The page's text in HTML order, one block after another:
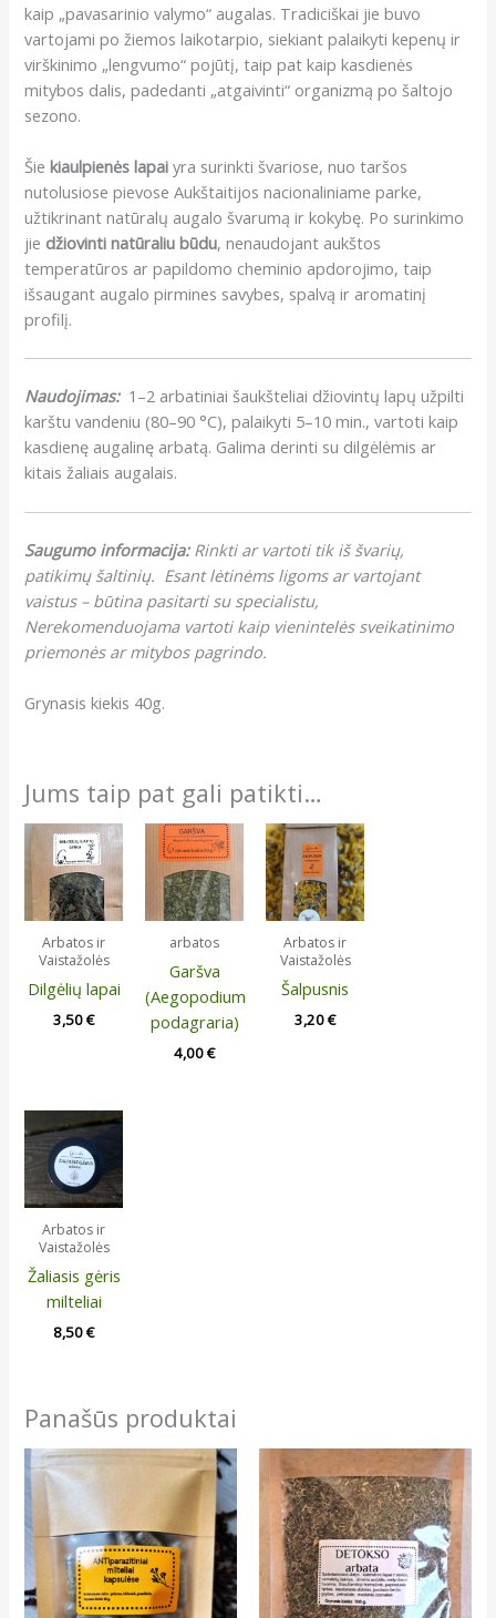
kaip „pavasarinio valymo“ augalas. Tradiciškai jie buvo
vartojami po žiemos laikotarpio, siekiant palaikyti kepenų ir
virškinimo „lengvumo“ pojūtį, taip pat kaip kasdienės
mitybos dalis, padedanti „atgaivinti“ organizmą po šaltojo
sezono.
Šiekiaulpienės lapai yra surinkti švariose, nuo taršos
nutolusiose pievose Aukštaitijos nacionaliniame parke,
užtikrinant natūralų augalo švarumą ir kokybę. Po surinkimo
jie džiovinti natūraliu būdu, nenaudojant aukštos
temperatūros ar papildomo cheminio apdorojimo, taip
išsaugant augalo pirmines savybes, spalvą ir aromatinį
profilį.
Naudojimas: 1–2 arbatiniai šaukšteliai džiovintų lapų užpilti
karštu vandeniu (80–90 °C), palaikyti 5–10 min., vartoti kaip
kasdienę augalinę arbatą. Galima derinti su dilgėlėmis ar
kitais žaliais augalais.
Saugumo informacija: Rinkti ar vartoti tik iš švarių,
patikimų šaltinių. Esant lėtinėms ligoms ar vartojant
vaistus – būtina pasitarti su specialistu,
Nerekomenduojama vartoti kaip vienintelės sveikatinimo
priemonės ar mitybos pagrindo.
Grynasis kiekis 40g.
Jums taip pat gali patikti…
Arbatos ir
Vaistažolės
Dilgėlių lapai
3,50€
arbatos
Garšva
(Aegopodium
podagraria)
4,00€
Arbatos ir
Vaistažolės
Šalpusnis
3,20€
Arbatos ir
Vaistažolės
Žaliasis gėris
milteliai
8,50€
Panašūs produktai